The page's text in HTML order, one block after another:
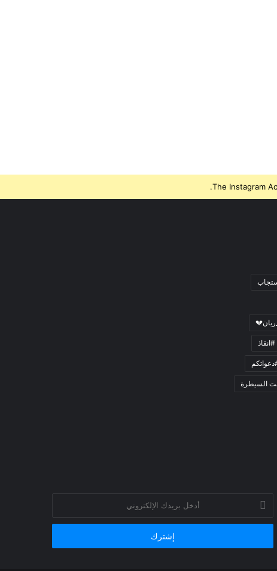
The Instagram
#انقاذ
السيطرة
بريدك
الإلكتروني